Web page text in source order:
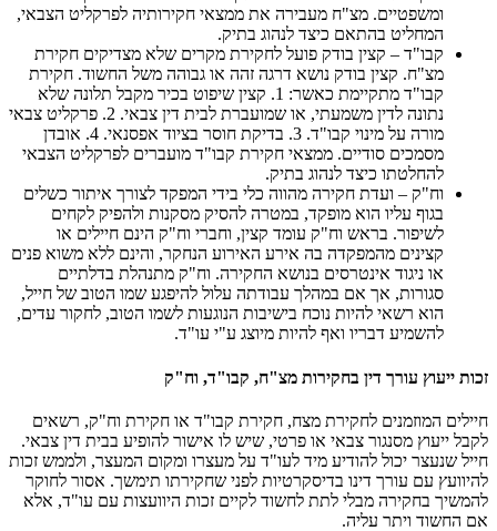
ומשפטיים. מצ"ח מעבירה את ממצאי חקירותיה לפרקליט הצבאי,
המחליט בהתאם כיצד לנהוג בתיק.
קבו"ד – קצין בודק פועל לחקירת מקרים שלא מצדיקים חקירת
מצ"ח. קצין בודק נושא דרגה זהה או גבוהה משל החשוד. חקירת
קבו"ד מתקיימת כאשר: 1. קצין שיפוט בכיר מקבל תלונה שלא
נתונה לדין משמעתי, או שמועברת לבית דין צבאי. 2. פרקליט צבאי
מורה על מינוי קבו"ד. 3. בדיקת חוסר בציוד אפסנאי. 4. אובדן
מסמכים סודיים. ממצאי חקירת קבו"ד מועברים לפרקליט הצבאי
להחלטתו כיצד לנהוג בתיק.
וח"ק – ועדת חקירה מהווה כלי בידי המפקד לצורך איתור כשלים
בגוף עליו הוא מופקד, במטרה להסיק מסקנות ולהפיק לקחים
לשיפור. בראש וח"ק עומד קצין, וחברי וח"ק הינם חיילים או
קצינים מהמפקדה בה אירע האירוע הנחקר, והינם ללא משוא פנים
או ניגוד אינטרסים בנושא החקירה. וח"ק מתנהלת בדלתיים
סגורות, אך אם במהלך עבודתה עלול להיפגע שמו הטוב של חייל,
הוא רשאי להיות נוכח בישיבות הנוגעות לשמו הטוב, לחקור עדים,
להשמיע דבריו ואף להיות מיוצג ע"י עו"ד.
זכות ייעוץ עורך דין בחקירות מצ"ח, קבו"ד, וח"ק
חיילים המוזמנים לחקירת מצח, חקירת קבו"ד או חקירת וח"ק, רשאים
לקבל ייעוץ מסנגור צבאי או פרטי, שיש לו אישור להופיע בבית דין צבאי.
חייל שנעצר יכול להודיע מיד לעו"ד על מעצרו ומקום המעצר, ולממש זכות
להיוועץ עם עורך דינו בדיסקרטיות לפני שחקירתו תימשך. אסור לחוקר
להמשיך בחקירה מבלי לתת לחשוד לקיים זכות היוועצות עם עו"ד, אלא
אם החשוד ויתר עליה.